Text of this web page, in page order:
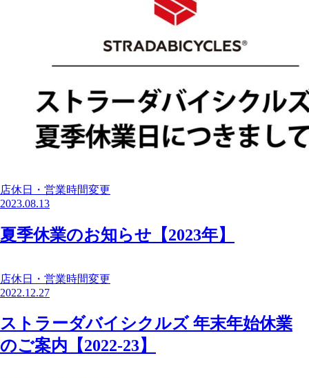
店休日・営業時間変更
2023.08.13
夏季休業のお知らせ【2023年】
店休日・営業時間変更
2022.12.27
ストラーダバイシクルズ 年末年始休業
のご案内【2022-23】